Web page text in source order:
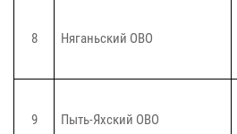
8 Няганьский ОВО
9 Пыть-Яхский ОВО